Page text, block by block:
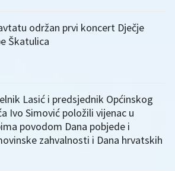
održan prvi koncert Dječje
Škatulica
Lasić i predsjednik Općinskog
Ivo Simović položili vijenac u
povodom Dana pobjede i
zahvalnosti i Dana hrvatskih